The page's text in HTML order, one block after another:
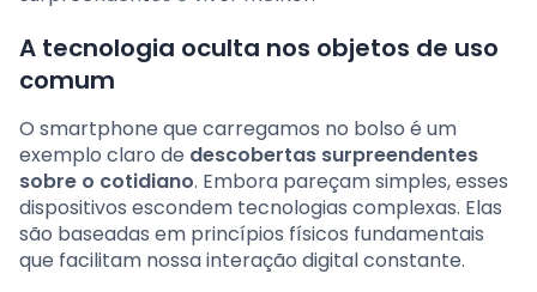
A tecnologia oculta nos objetos de uso
comum
O smartphone que carregamos no bolso é um
exemplo claro de descobertas surpreendentes
sobre o cotidiano. Embora pareçam simples, esses
dispositivos escondem tecnologias complexas. Elas
são baseadas em princípios físicos fundamentais
que facilitam nossa interação digital constante.